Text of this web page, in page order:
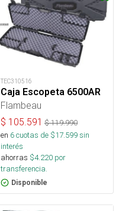
TEC310516
Caja Escopeta 6500AR
Flambeau
$ 105.591 $119.990
en 6cuotas de $17.599sin
interés
ahorras $4.220 por
transferencia.
Disponible